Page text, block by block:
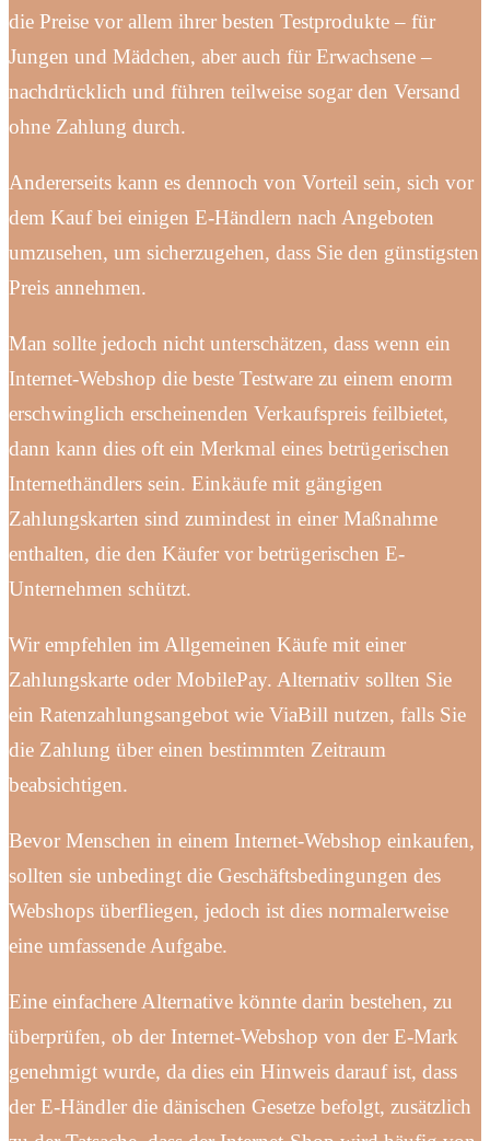
die Preise vor allem ihrer besten Testprodukte – für
Jungen und Mädchen, aber auch für Erwachsene –
nachdrücklich und führen teilweise sogar den Versand
ohne Zahlung durch.
Andererseits kann es dennoch von Vorteil sein, sich vor
dem Kauf bei einigen E-Händlern nach Angeboten
umzusehen, um sicherzugehen, dass Sie den günstigsten
Preis annehmen.
Man sollte jedoch nicht unterschätzen, dass wenn ein
Internet-Webshop die beste Testware zu einem enorm
erschwinglich erscheinenden Verkaufspreis feilbietet,
dann kann dies oft ein Merkmal eines betrügerischen
Internethändlers sein. Einkäufe mit gängigen
Zahlungskarten sind zumindest in einer Maßnahme
enthalten, die den Käufer vor betrügerischen E-
Unternehmen schützt.
Wir empfehlen im Allgemeinen Käufe mit einer
Zahlungskarte oder MobilePay. Alternativ sollten Sie
ein Ratenzahlungsangebot wie ViaBill nutzen, falls Sie
die Zahlung über einen bestimmten Zeitraum
beabsichtigen.
Bevor Menschen in einem Internet-Webshop einkaufen,
sollten sie unbedingt die Geschäftsbedingungen des
Webshops überfliegen, jedoch ist dies normalerweise
eine umfassende Aufgabe.
Eine einfachere Alternative könnte darin bestehen, zu
überprüfen, ob der Internet-Webshop von der E-Mark
genehmigt wurde, da dies ein Hinweis darauf ist, dass
der E-Händler die dänischen Gesetze befolgt, zusätzlich